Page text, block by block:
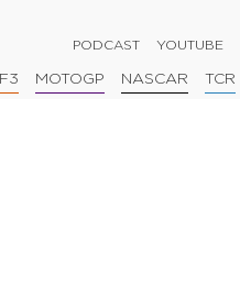
PODCAST YOUTUBE
F3 MOTOGP NASCAR TCR